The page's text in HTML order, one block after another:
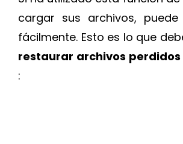
cargar sus archivos, puede
fácilmente. Esto es lo que
restaurar archivos perdidos
: